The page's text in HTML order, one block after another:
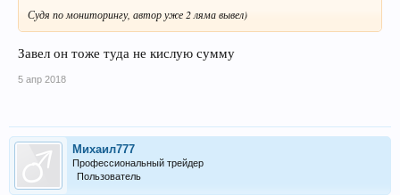
Судя по мониторингу, автор уже 2 ляма вывел)
Завел он тоже туда не кислую сумму
5 апр 2018
Михаил777
Профессиональный трейдер
Пользователь